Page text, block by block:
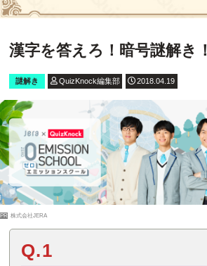
漢字を答えろ！暗号謎解き！
謎解き QuizKnock編集部 2018.04.19
PR 株式会社JERA
Q.1